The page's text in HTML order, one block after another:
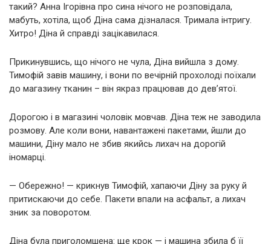
такий? Анна Ігорівна про сина нічого не розповідала,
мабуть, хотіла, щоб Діна сама дізналася. Тримала інтригу.
Хитро! Діна й справді зацікавилася.
Прикинувшись, що нічого не чула, Діна вийшла з дому.
Тимофій завів машину, і вони по вечірній прохолоді поїхали
до магазину тканин – він якраз працював до дев’ятої.
Дорогою і в магазині чоловік мовчав. Діна теж не заводила
розмову. Але коли вони, навантажені пакетами, йшли до
машини, Діну мало не збив якийсь лихач на дорогій
іномарці.
— Обережно! — крикнув Тимофій, хапаючи Діну за руку й
притискаючи до себе. Пакети впали на асфальт, а лихач
зник за поворотом.
Діна була приголомшена: ще крок — і машина збила б її